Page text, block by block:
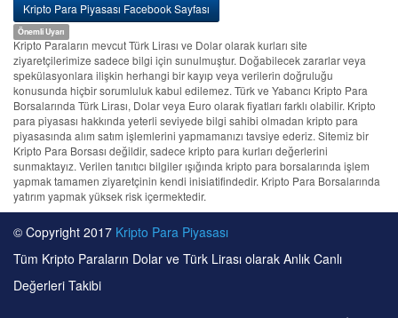
Kripto Para Piyasası Facebook Sayfası
Önemli Uyarı
Kripto Paraların mevcut Türk Lirası ve Dolar olarak kurları site
ziyaretçilerimize sadece bilgi için sunulmuştur. Doğabilecek zararlar veya
spekülasyonlara ilişkin herhangi bir kayıp veya verilerin doğruluğu
konusunda hiçbir sorumluluk kabul edilemez. Türk ve Yabancı Kripto Para
Borsalarında Türk Lirası, Dolar veya Euro olarak fiyatları farklı olabilir. Kripto
para piyasası hakkında yeterli seviyede bilgi sahibi olmadan kripto para
piyasasında alım satım işlemlerini yapmamanızı tavsiye ederiz. Sitemiz bir
Kripto Para Borsası değildir, sadece kripto para kurları değerlerini
sunmaktayız. Verilen tanıtıcı bilgiler ışığında kripto para borsalarında işlem
yapmak tamamen ziyaretçinin kendi inisiatifindedir. Kripto Para Borsalarında
yatırım yapmak yüksek risk içermektedir.
© Copyright 2017 Kripto Para Piyasası
Tüm Kripto Paraların Dolar ve Türk Lirası olarak Anlık Canlı
Değerleri Takibi